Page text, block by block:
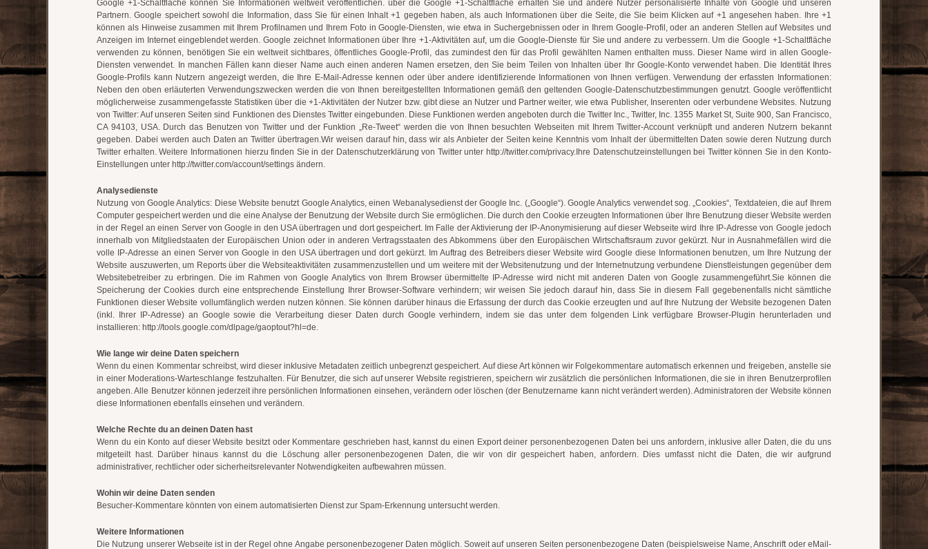
Google +1-Schaltfläche können Sie Informationen weltweit veröffentlichen. über die Google +1-Schaltfläche erhalten Sie und andere Nutzer personalisierte Inhalte von Google und unseren
Partnern. Google speichert sowohl die Information, dass Sie für einen Inhalt +1 gegeben haben, als auch Informationen über die Seite, die Sie beim Klicken auf +1 angesehen haben. Ihre +1
können als Hinweise zusammen mit Ihrem Profilnamen und Ihrem Foto in Google-Diensten, wie etwa in Suchergebnissen oder in Ihrem Google-Profil, oder an anderen Stellen auf Websites und
Anzeigen im Internet eingeblendet werden. Google zeichnet Informationen über Ihre +1-Aktivitäten auf, um die Google-Dienste für Sie und andere zu verbessern. Um die Google +1-Schaltfläche
verwenden zu können, benötigen Sie ein weltweit sichtbares, öffentliches Google-Profil, das zumindest den für das Profil gewählten Namen enthalten muss. Dieser Name wird in allen Google-
Diensten verwendet. In manchen Fällen kann dieser Name auch einen anderen Namen ersetzen, den Sie beim Teilen von Inhalten über Ihr Google-Konto verwendet haben. Die Identität Ihres
Google-Profils kann Nutzern angezeigt werden, die Ihre E-Mail-Adresse kennen oder über andere identifizierende Informationen von Ihnen verfügen. Verwendung der erfassten Informationen:
Neben den oben erläuterten Verwendungszwecken werden die von Ihnen bereitgestellten Informationen gemäß den geltenden Google-Datenschutzbestimmungen genutzt. Google veröffentlicht
möglicherweise zusammengefasste Statistiken über die +1-Aktivitäten der Nutzer bzw. gibt diese an Nutzer und Partner weiter, wie etwa Publisher, Inserenten oder verbundene Websites. Nutzung
von Twitter: Auf unseren Seiten sind Funktionen des Dienstes Twitter eingebunden. Diese Funktionen werden angeboten durch die Twitter Inc., Twitter, Inc. 1355 Market St, Suite 900, San Francisco,
CA 94103, USA. Durch das Benutzen von Twitter und der Funktion „Re-Tweet“ werden die von Ihnen besuchten Webseiten mit Ihrem Twitter-Account verknüpft und anderen Nutzern bekannt
gegeben. Dabei werden auch Daten an Twitter übertragen.Wir weisen darauf hin, dass wir als Anbieter der Seiten keine Kenntnis vom Inhalt der übermittelten Daten sowie deren Nutzung durch
Twitter erhalten. Weitere Informationen hierzu finden Sie in der Datenschutzerklärung von Twitter unter http://twitter.com/privacy.Ihre Datenschutzeinstellungen bei Twitter können Sie in den Konto-
Einstellungen unter http://twitter.com/account/settings ändern.
Analysedienste
Nutzung von Google Analytics: Diese Website benutzt Google Analytics, einen Webanalysedienst der Google Inc. („Google“). Google Analytics verwendet sog. „Cookies“, Textdateien, die auf Ihrem
Computer gespeichert werden und die eine Analyse der Benutzung der Website durch Sie ermöglichen. Die durch den Cookie erzeugten Informationen über Ihre Benutzung dieser Website werden
in der Regel an einen Server von Google in den USA übertragen und dort gespeichert. Im Falle der Aktivierung der IP-Anonymisierung auf dieser Webseite wird Ihre IP-Adresse von Google jedoch
innerhalb von Mitgliedstaaten der Europäischen Union oder in anderen Vertragsstaaten des Abkommens über den Europäischen Wirtschaftsraum zuvor gekürzt. Nur in Ausnahmefällen wird die
volle IP-Adresse an einen Server von Google in den USA übertragen und dort gekürzt. Im Auftrag des Betreibers dieser Website wird Google diese Informationen benutzen, um Ihre Nutzung der
Website auszuwerten, um Reports über die Websiteaktivitäten zusammenzustellen und um weitere mit der Websitenutzung und der Internetnutzung verbundene Dienstleistungen gegenüber dem
Websitebetreiber zu erbringen. Die im Rahmen von Google Analytics von Ihrem Browser übermittelte IP-Adresse wird nicht mit anderen Daten von Google zusammengeführt.Sie können die
Speicherung der Cookies durch eine entsprechende Einstellung Ihrer Browser-Software verhindern; wir weisen Sie jedoch darauf hin, dass Sie in diesem Fall gegebenenfalls nicht sämtliche
Funktionen dieser Website vollumfänglich werden nutzen können. Sie können darüber hinaus die Erfassung der durch das Cookie erzeugten und auf Ihre Nutzung der Website bezogenen Daten
(inkl. Ihrer IP-Adresse) an Google sowie die Verarbeitung dieser Daten durch Google verhindern, indem sie das unter dem folgenden Link verfügbare Browser-Plugin herunterladen und
installieren: http://tools.google.com/dlpage/gaoptout?hl=de.
Wie lange wir deine Daten speichern
Wenn du einen Kommentar schreibst, wird dieser inklusive Metadaten zeitlich unbegrenzt gespeichert. Auf diese Art können wir Folgekommentare automatisch erkennen und freigeben, anstelle sie
in einer Moderations-Warteschlange festzuhalten. Für Benutzer, die sich auf unserer Website registrieren, speichern wir zusätzlich die persönlichen Informationen, die sie in ihren Benutzerprofilen
angeben. Alle Benutzer können jederzeit ihre persönlichen Informationen einsehen, verändern oder löschen (der Benutzername kann nicht verändert werden). Administratoren der Website können
diese Informationen ebenfalls einsehen und verändern.
Welche Rechte du an deinen Daten hast
Wenn du ein Konto auf dieser Website besitzt oder Kommentare geschrieben hast, kannst du einen Export deiner personenbezogenen Daten bei uns anfordern, inklusive aller Daten, die du uns
mitgeteilt hast. Darüber hinaus kannst du die Löschung aller personenbezogenen Daten, die wir von dir gespeichert haben, anfordern. Dies umfasst nicht die Daten, die wir aufgrund
administrativer, rechtlicher oder sicherheitsrelevanter Notwendigkeiten aufbewahren müssen.
Wohin wir deine Daten senden
Besucher-Kommentare könnten von einem automatisierten Dienst zur Spam-Erkennung untersucht werden.
Weitere Informationen
Die Nutzung unserer Webseite ist in der Regel ohne Angabe personenbezogener Daten möglich. Soweit auf unseren Seiten personenbezogene Daten (beispielsweise Name, Anschrift oder eMail-